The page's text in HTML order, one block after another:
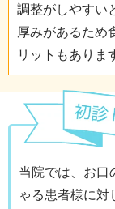
調整がしやすい
厚みがあるため
リットもありま
当院では、お口
ゃる患者様に対